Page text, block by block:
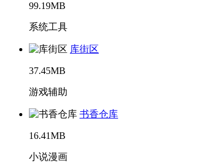
99.19MB
系统工具
库街区
37.45MB
游戏辅助
书香仓库
16.41MB
小说漫画